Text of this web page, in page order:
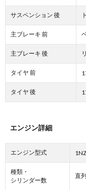
サスペンション 後
主ブレーキ 前
主ブレーキ 後
タイヤ 前
タイヤ 後
エンジン詳細
エンジン型式
種類・
シリンダー数
直